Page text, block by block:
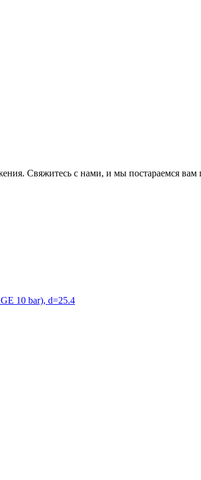
Свяжитесь с нами, и мы постараемся вам